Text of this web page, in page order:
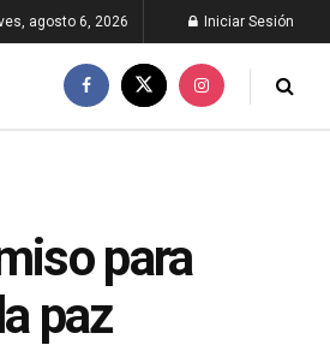
agosto 6, 2026 Iniciar Sesión
para
paz